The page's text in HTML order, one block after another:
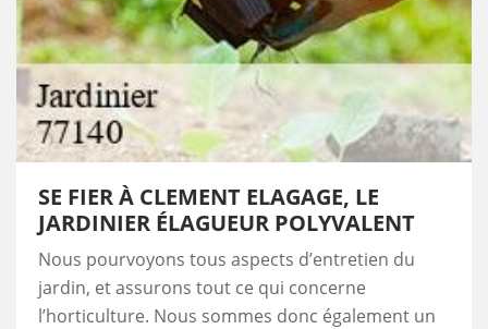
SE FIER À CLEMENT ELAGAGE, LE
JARDINIER ÉLAGUEUR POLYVALENT
Nous pourvoyons tous aspects d’entretien du
jardin, et assurons tout ce qui concerne
l’horticulture. Nous sommes donc également un